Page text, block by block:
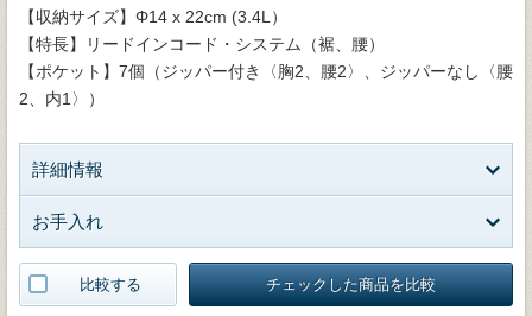
【収納サイズ】Φ14 x 22cm (3.4L）
【特長】リードインコード・システム（裾、腰）
【ポケット】7個（ジッパー付き〈胸2、腰2〉、ジッパーなし〈腰
2、内1〉）
詳細情報
お手入れ
比較する チェックした商品を比較